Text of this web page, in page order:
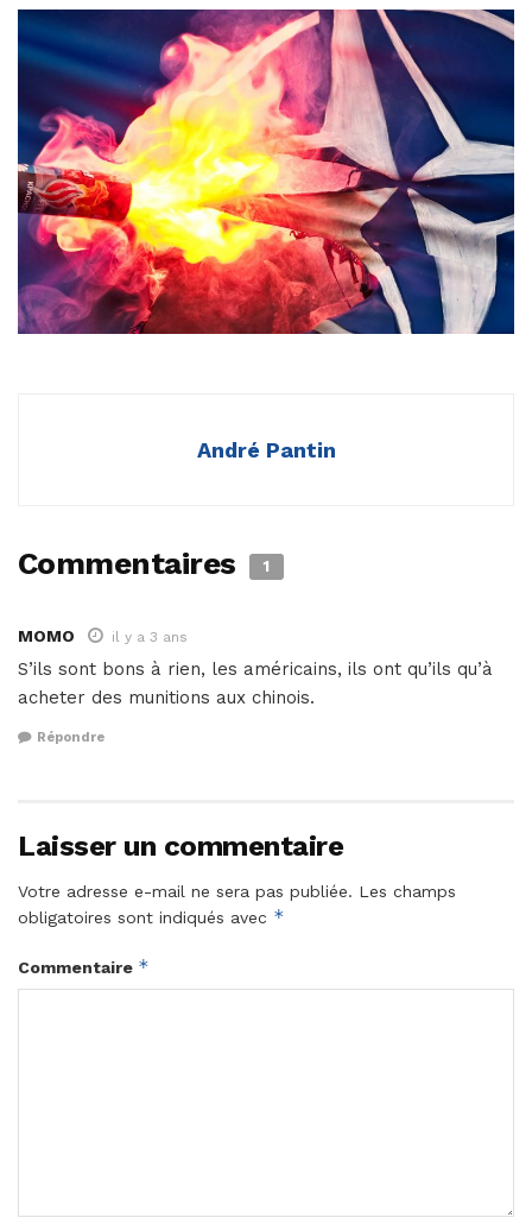
André Pantin
Commentaires 1
MOMO il y a 3 ans
S’ils sont bons à rien, les américains, ils ont qu’ils qu’à
acheter des munitions aux chinois.
Répondre
Laisser un commentaire
Votre adresse e-mail ne sera pas publiée. Les champs
obligatoires sont indiqués avec *
Commentaire *